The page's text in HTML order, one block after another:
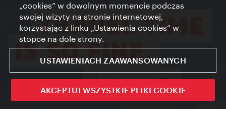
„cookies” w dowolnym momencie podczas
swojej wizyty na stronie internetowej,
korzystając z linku „Ustawienia cookies” w
stopce na dole strony.
USTAWIENIACH ZAAWANSOWANYCH
AKCEPTUJ WSZYSTKIE PLIKI COOKIE